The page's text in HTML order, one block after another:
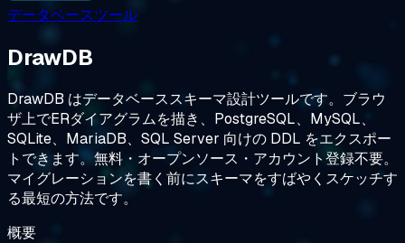
データベースツール
DrawDB
DrawDB はデータベーススキーマ設計ツールです。ブラウ
ザ上でERダイアグラムを描き、PostgreSQL、MySQL、
SQLite、MariaDB、SQL Server 向けの DDL をエクスポー
トできます。無料・オープンソース・アカウント登録不要。
マイグレーションを書く前にスキーマをすばやくスケッチす
る最短の方法です。
概要